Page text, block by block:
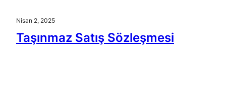
Nisan 2, 2025
Taşınmaz Satış Sözleşmesi